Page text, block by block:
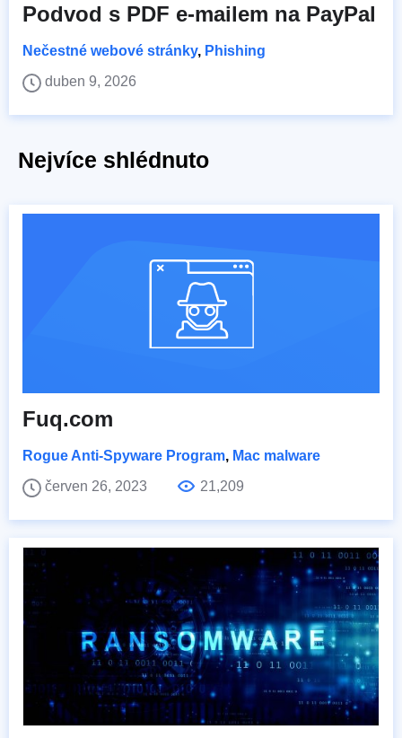
Podvod s PDF e-mailem na PayPal
Nečestné webové stránky, Phishing
duben 9, 2026
Nejvíce shlédnuto
Fuq.com
Rogue Anti-Spyware Program, Mac malware
červen 26, 2023
21,209